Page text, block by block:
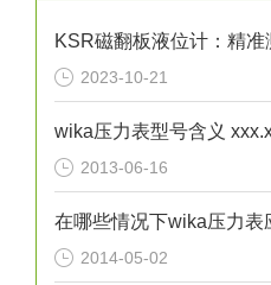
2023-10-21
2013-06-16
在哪些情况下wika压力表
2014-05-02